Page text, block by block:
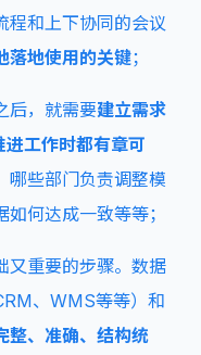
程和上下协同的会议
落地使用的关键；
后，就需要建立需求
工作时都有章可
哪些部门负责调整模
何达成一致等等；
又重要的步骤。数据
、WMS等等）和
整、准确、结构统